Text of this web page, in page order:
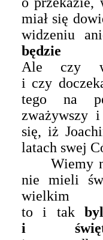
miał się
widzeniu
będzie
Ale czy
i czy
tego na
zważywszy
się, iż
latach swej
Wiemy
nie mieli
wielkim
to i tak
i